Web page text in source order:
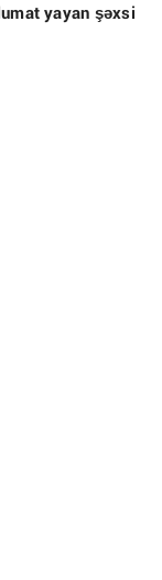
yayan şəxsi